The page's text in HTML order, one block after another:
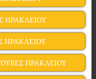
ΗΡΑΚΛΕΙΟΥ
ΗΡΑΚΛΕΙΟΥ
ΗΡΑΚΛΕΙΟΥ